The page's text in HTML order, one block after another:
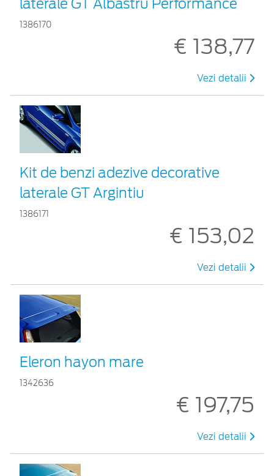
laterale GT Albastru Performance
1386170
€ 138,77
Vezi detalii
Kit de benzi adezive decorative
laterale GT Argintiu
1386171
€ 153,02
Vezi detalii
Eleron hayon mare
1342636
€ 197,75
Vezi detalii